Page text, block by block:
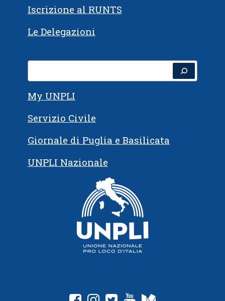
Iscrizione al RUNTS
Le Delegazioni
My UNPLI
Servizio Civile
Giornale di Puglia e Basilicata
UNPLI Nazionale
fab fa-facebook-square
fab fa-instagram
fab fa-twitter-square
fab fa-youtube